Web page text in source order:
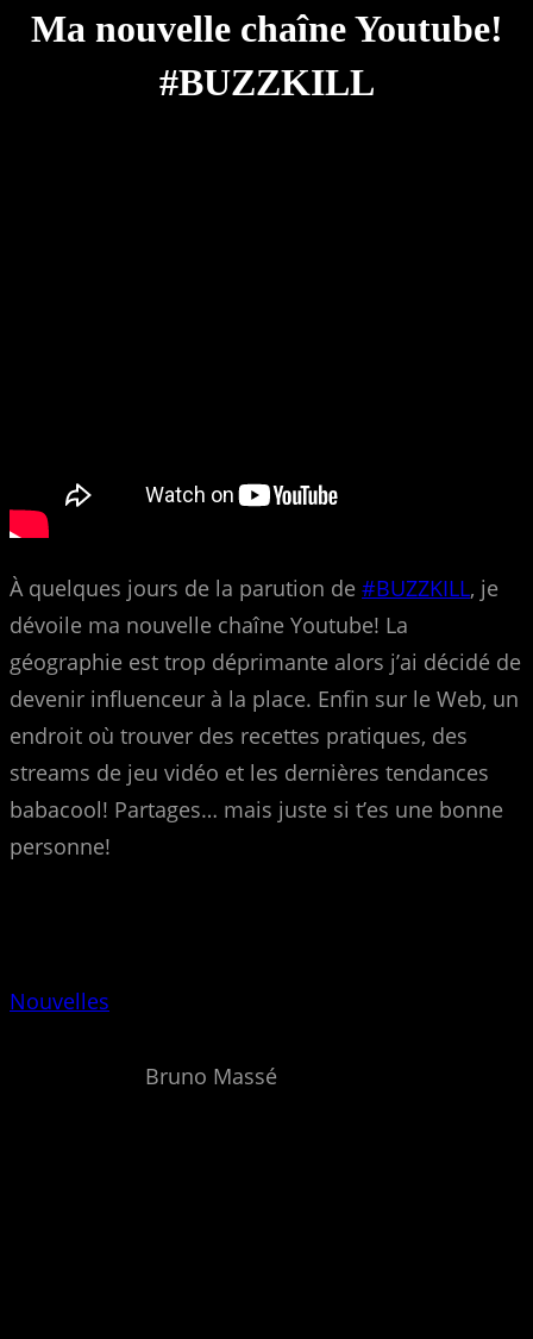
Ma nouvelle chaîne Youtube!
#BUZZKILL
À quelques jours de la parution de #BUZZKILL, je
dévoile ma nouvelle chaîne Youtube! La
géographie est trop déprimante alors j’ai décidé de
devenir influenceur à la place. Enfin sur le Web, un
endroit où trouver des recettes pratiques, des
streams de jeu vidéo et les dernières tendances
babacool! Partages… mais juste si t’es une bonne
personne!
Nouvelles
Bruno Massé